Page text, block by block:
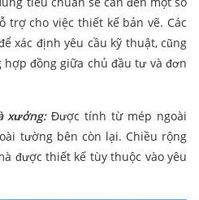
trợ cho việc thiết kế bản vẽ. Các
xác định yêu cầu kỹ thuật, cũng
đồng giữa chủ đầu tư và đơn
xưởng:Được tính từ mép ngoài
tường bên còn lại. Chiều rộng
được thiết kế tùy thuộc vào yêu